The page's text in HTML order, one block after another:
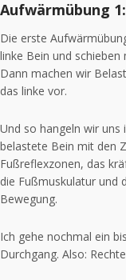
Aufwärmübung
Die erste
linke Bein und
Dann machen wir
das linke vor.
Und so hangeln wir
belastete Bein mit den
Fußreflexzonen, das
die Fußmuskulatur und
Bewegung.
Ich gehe nochmal ein
Durchgang. Also: